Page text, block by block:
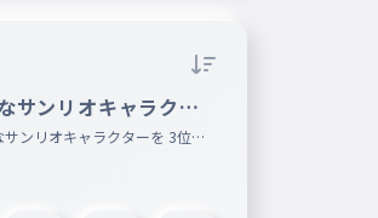
サンリオキャラクタ
ンリオキャラクターを 3位ま
よー みんなが好きなサンリオ
トで教えてね